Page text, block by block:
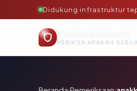
Didukung infrastruktur